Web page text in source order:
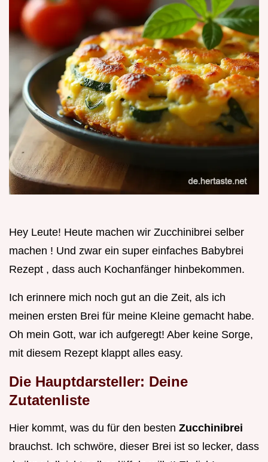
Hey Leute! Heute machen wir Zucchinibrei selber
machen ! Und zwar ein super einfaches Babybrei
Rezept , dass auch Kochanfänger hinbekommen.
Ich erinnere mich noch gut an die Zeit, als ich
meinen ersten Brei für meine Kleine gemacht habe.
Oh mein Gott, war ich aufgeregt! Aber keine Sorge,
mit diesem Rezept klappt alles easy.
Die Hauptdarsteller: Deine
Zutatenliste
Hier kommt, was du für den besten Zucchinibrei
brauchst. Ich schwöre, dieser Brei ist so lecker, dass